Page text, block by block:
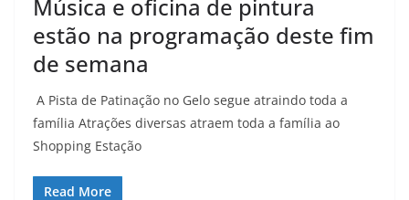
Música e oficina de pintura
estão na programação deste fim
de semana
A Pista de Patinação no Gelo segue atraindo toda a
família Atrações diversas atraem toda a família ao
Shopping Estação
Read More